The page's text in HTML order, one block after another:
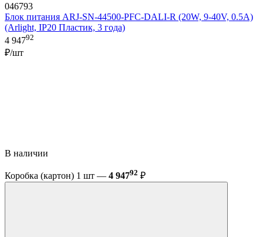
046793
Блок питания ARJ-SN-44500-PFC-DALI-R (20W, 9-40V, 0.5A)
(Arlight, IP20 Пластик, 3 года)
4 94792
₽/шт
В наличии
Коробка (картон) 1 шт — 4 94792 ₽